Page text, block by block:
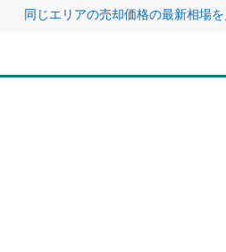
同じエリアの売却価格の最新相場